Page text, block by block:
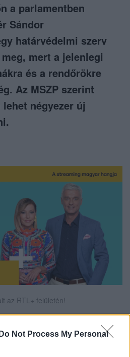
Do Not Process My Personal
a parlamentben
Sándor
határvédelmi szerv
mert a jelenlegi
és a rendőrökre
Az MSZP szerint
négyezer új
az RTL+ felületén!
RTL.hu az elsők között